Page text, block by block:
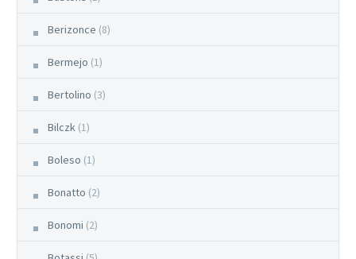
Berizonce (8)
Bermejo (1)
Bertolino (3)
Bilczk (1)
Boleso (1)
Bonatto (2)
Bonomi (2)